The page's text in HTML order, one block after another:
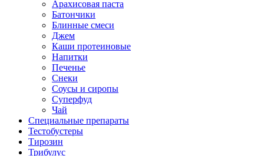
Арахисовая паста
Батончики
Блинные смеси
Джем
Каши протеиновые
Напитки
Печенье
Снеки
Соусы и сиропы
Суперфуд
Чай
Специальные препараты
Тестобустеры
Тирозин
Трибулус